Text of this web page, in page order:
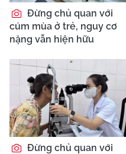
Đừng chủ quan với
cúm mùa ở trẻ, nguy cơ
nặng vẫn hiện hữu
Đừng chủ quan với